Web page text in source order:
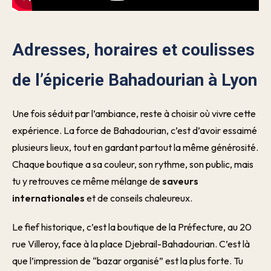
Adresses, horaires et coulisses
de l’épicerie Bahadourian à Lyon
Une fois séduit par l’ambiance, reste à choisir où vivre cette
expérience. La force de Bahadourian, c’est d’avoir essaimé
plusieurs lieux, tout en gardant partout la même générosité.
Chaque boutique a sa couleur, son rythme, son public, mais
tu y retrouves ce même mélange desaveurs
internationales et de conseils chaleureux.
Le fief historique, c’est la boutique de la Préfecture, au 20
rue Villeroy, face à la place Djebrail-Bahadourian. C’est là
que l’impression de “bazar organisé” est la plus forte. Tu